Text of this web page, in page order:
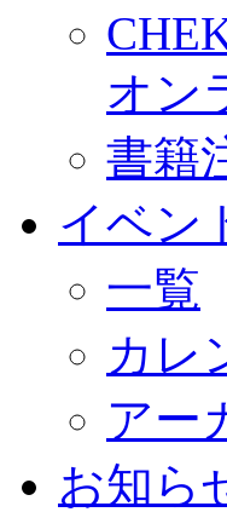
オン
書籍
イベン
一覧
カレ
アー
お知ら